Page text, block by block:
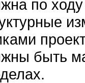
по
быть